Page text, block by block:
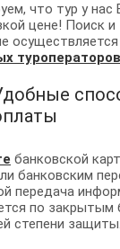
что тур у нас
цене! Поиск и
туроператоров
банковской
банковским
передача
по закрытым
степени защиты.